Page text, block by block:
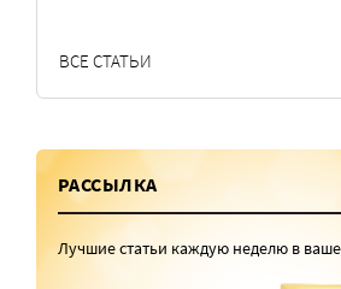
ВСЕ СТАТЬИ
РАССЫЛКА
Лучшие статьи каждую неделю в